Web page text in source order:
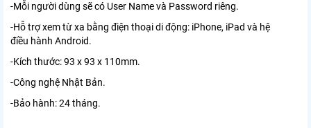
-Mỗi người dùng sẽ có User Name và Password riêng.
-Hỗ trợ xem từ xa bằng điện thoại di động: iPhone, iPad và hệ
điều hành Android.
-Kích thước: 93 x 93 x 110mm.
-Công nghệ Nhật Bản.
-Bảo hành: 24 tháng.